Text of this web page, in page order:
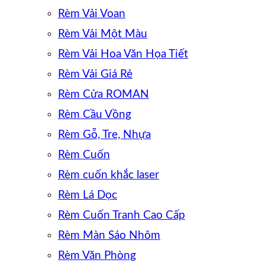
Rèm Vải Voan
Rèm Vải Một Màu
Rèm Vải Hoa Văn Họa Tiết
Rèm Vải Giá Rẻ
Rèm Cửa ROMAN
Rèm Cầu Vồng
Rèm Gỗ, Tre, Nhựa
Rèm Cuốn
Rèm cuốn khắc laser
Rèm Lá Dọc
Rèm Cuốn Tranh Cao Cấp
Rèm Màn Sáo Nhôm
Rèm Văn Phòng